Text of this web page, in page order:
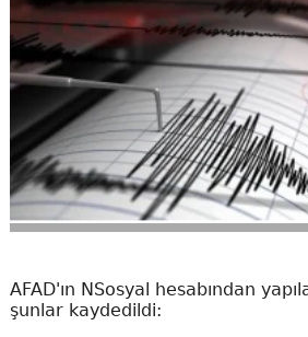
AFAD'ın NSosyal hesabından
şunlar kaydedildi: